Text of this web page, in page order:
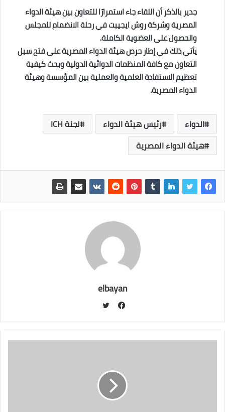
جدير بالذكر أن اللقاء جاء استمرارًا للتعاون بين هيئة الدواء
المصرية وشركة روش ايجيبت في رحلة الانضمام للمجلس
والحصول على العضوية الكاملة.
يأتي ذلك في إطار حرص هيئة الدواء المصرية على فتح سبل
التعاون مع كافة المنظمات الدوائية الدولية وبحث كيفية
تعظيم الاستفادة العلمية والعملية بين المؤسسة وهيئة
الدواء المصرية.
الدواء رئيس هيئة الدواء
لجنة ICH
هيئة الدواء المصرية
elbayan
ف
ي
س
ك
ي
ت